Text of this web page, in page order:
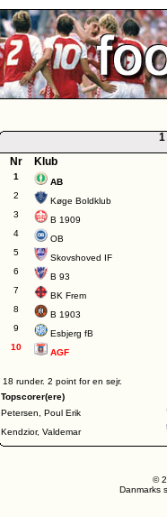
Nr
Klub
1
AB
2
Køge Boldklub
3
B 1909
4
OB
5
Skovshoved IF
6
B 93
7
BK Frem
8
B 1903
9
Esbjerg fB
10
AGF
18 runder. 2 point for en sejr.
Topscorer(ere)
Petersen, Poul Erik
Kendzior, Valdemar
©
Danmarks